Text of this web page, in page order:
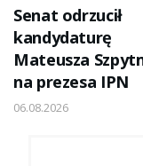
Senat odrzucił
kandydaturę
Mateusza
na prezesa IPN
06.08.2026